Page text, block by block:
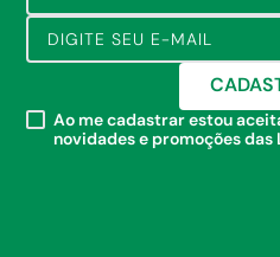
Ao me cadastrar estou
novidades e promoções